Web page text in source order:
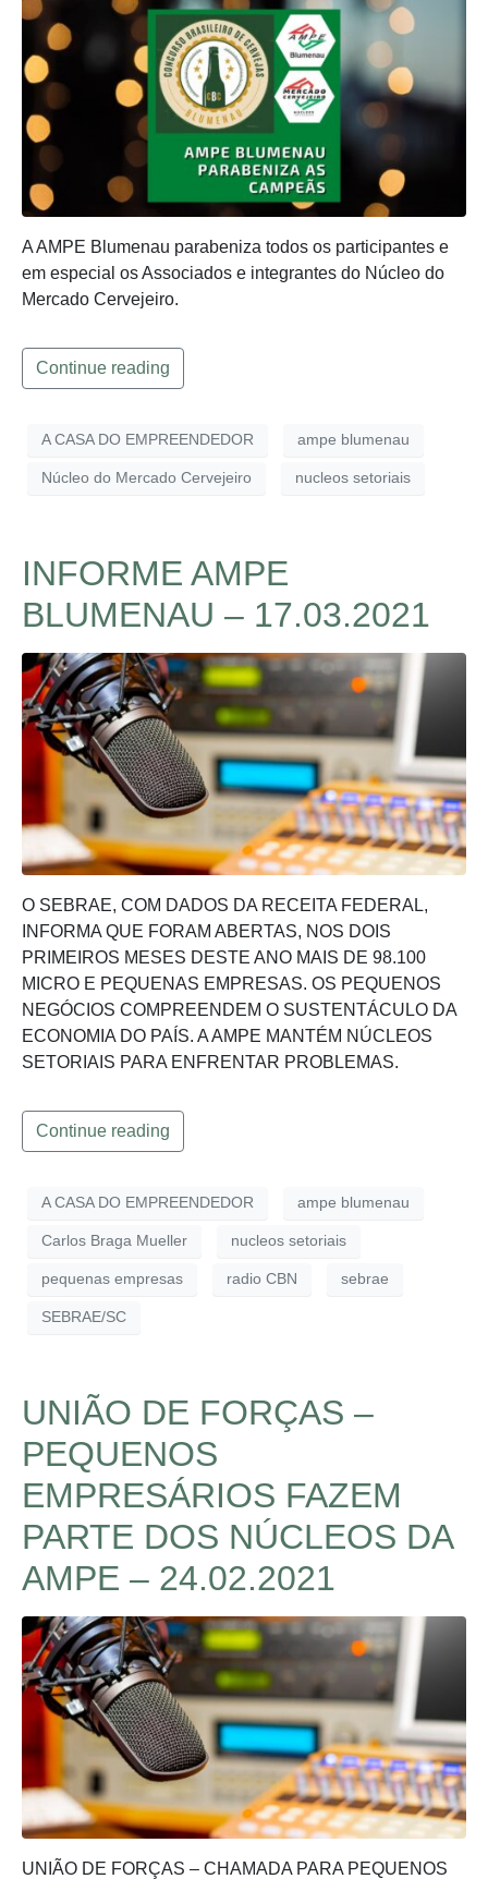
A AMPE Blumenau parabeniza todos os participantes e
em especial os Associados e integrantes do Núcleo do
Mercado Cervejeiro.
Continue reading
A CASA DO EMPREENDEDOR ampe blumenau
Núcleo do Mercado Cervejeiro nucleos setoriais
INFORME AMPE
BLUMENAU – 17.03.2021
O SEBRAE, COM DADOS DA RECEITA FEDERAL,
INFORMA QUE FORAM ABERTAS, NOS DOIS
PRIMEIROS MESES DESTE ANO MAIS DE 98.100
MICRO E PEQUENAS EMPRESAS. OS PEQUENOS
NEGÓCIOS COMPREENDEM O SUSTENTÁCULO DA
ECONOMIA DO PAÍS. A AMPE MANTÉM NÚCLEOS
SETORIAIS PARA ENFRENTAR PROBLEMAS.
Continue reading
A CASA DO EMPREENDEDOR ampe blumenau
Carlos Braga Mueller nucleos setoriais
pequenas empresas radio CBN sebrae
SEBRAE/SC
UNIÃO DE FORÇAS –
PEQUENOS
EMPRESÁRIOS FAZEM
PARTE DOS NÚCLEOS DA
AMPE – 24.02.2021
UNIÃO DE FORÇAS – CHAMADA PARA PEQUENOS